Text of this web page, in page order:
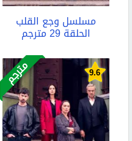
مسلسل وجع القلب
الحلقة 29 مترجم
9.6 مترجم